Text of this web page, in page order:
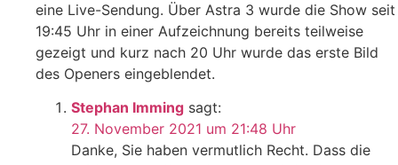
eine Live-Sendung. Über Astra 3 wurde die Show seit
19:45 Uhr in einer Aufzeichnung bereits teilweise
gezeigt und kurz nach 20 Uhr wurde das erste Bild
des Openers eingeblendet.
Stephan Imming sagt:
27. November 2021 um 21:48 Uhr
Danke, Sie haben vermutlich Recht. Dass die